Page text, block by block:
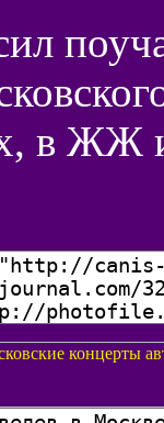
в ЖЖ